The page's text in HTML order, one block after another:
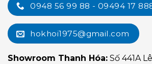
0948 56 99 88 - 09494 17
hokhoi1975@gmail.com
Showroom Thanh Hóa: Số 441A